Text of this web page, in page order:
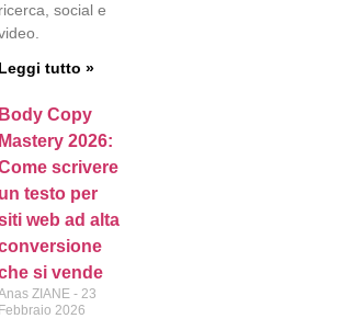
ricerca, social e
Leggi tutto »
Body Copy
Mastery 2026:
scrivere
un testo per
web ad alta
si vende
ZIANE 23
Febbraio 2026